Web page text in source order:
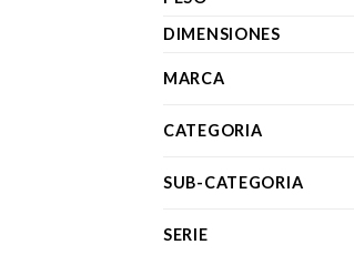
DIMENSIONES
MARCA
CATEGORIA
SUB-CATEGORIA
SERIE